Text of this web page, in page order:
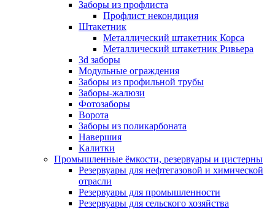
Заборы из профлиста
Профлист некондиция
Штакетник
Металлический штакетник Корса
Металлический штакетник Ривьера
3d заборы
Модульные ограждения
Заборы из профильной трубы
Заборы-жалюзи
Фотозаборы
Ворота
Заборы из поликарбоната
Навершия
Калитки
Промышленные ёмкости, резервуары и цистерны
Резервуары для нефтегазовой и химической
отрасли
Резервуары для промышленности
Резервуары для сельского хозяйства